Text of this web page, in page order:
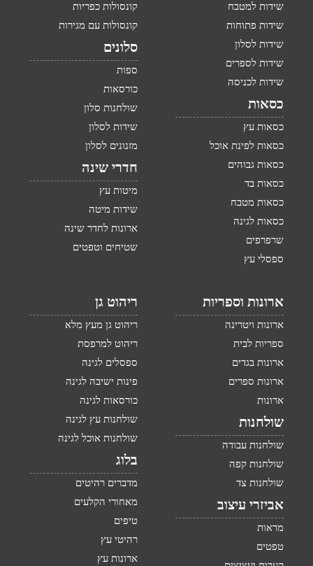
שידות למטבח
שידות פתוחות
שידות לסלון
שידות לספרים
שידות לכניסה
כסאות
כסאות עץ
כסאות לפינת אוכל
כסאות גבוהים
כסאות בד
כסאות מטבח
כסאות לגינה
שרפרפים
ספסלי עץ
קונסולות כפריות
קונסולות עם מגירות
סלונים
ספות
כורסאות
שולחנות סלון
שידות לסלון
מזנונים לסלון
חדרי שינה
מיטות עץ
שידות מיטה
ארונות לחדר שינה
שטיחים וטפטים
ארונות וספריות
ארונות ויטרינה
ספריות לבית
ארונות בגדים
ארונות ספרים
ארונות
שולחנות
שולחנות עבודה
שולחנות קפה
שולחנות צד
אביזרי עיצוב
מראות
טפטים
ריהוט גן
ריהוט גן מעץ מלא
ריהוט למרפסת
ספסלים לגינה
פינות ישיבה לגינה
כורסאות לגינה
שולחנות עץ לגינה
שולחנות אוכל לגינה
בלוג
מדברים רהיטים
מאחורי הקלעים
טיפים
רהיטי עץ
ארונות עץ